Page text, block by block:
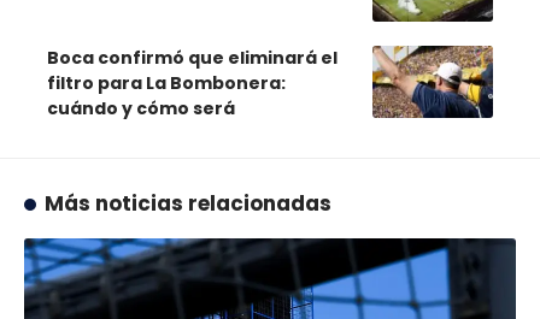
Boca confirmó que eliminará el
filtro para La Bombonera:
cuándo y cómo será
Más noticias relacionadas